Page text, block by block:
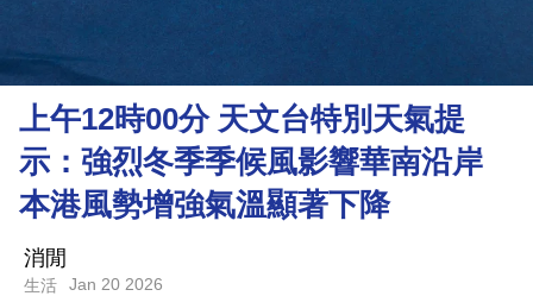
理
財
商
業
技
上午12時00分 天文台特別天氣提
示：強烈冬季季候風影響華南沿岸
本港風勢增強氣溫顯著下降
消閒
生活 Jan 20 2026